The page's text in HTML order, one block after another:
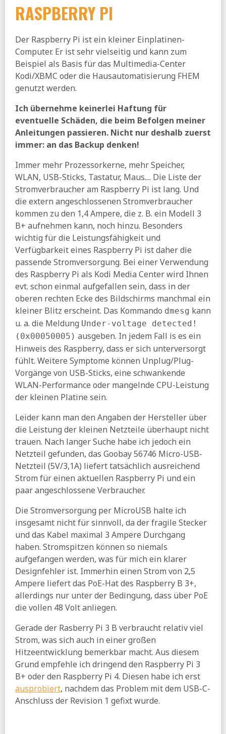
RASPBERRY PI
Der Raspberry Pi ist ein kleiner Einplatinen-
Computer. Er ist sehr vielseitig und kann zum
Beispiel als Basis für das Multimedia-Center
Kodi/XBMC oder die Hausautomatisierung FHEM
genutzt werden.
Ich übernehme keinerlei Haftung für
eventuelle Schäden, die beim Befolgen meiner
Anleitungen passieren. Nicht nur deshalb zuerst
immer: an das Backup denken!
Immer mehr Prozessorkerne, mehr Speicher,
WLAN, USB-Sticks, Tastatur, Maus.... Die Liste der
Stromverbraucher am Raspberry Pi ist lang. Und
die extern angeschlossenen Stromverbraucher
kommen zu den 1,4 Ampere, die z. B. ein Modell 3
B+ aufnehmen kann, noch hinzu. Besonders
wichtig für die Leistungsfähigkeit und
Verfügbarkeit eines Raspberry Pi ist daher die
passende Stromversorgung. Bei einer Verwendung
des Raspberry Pi als Kodi Media Center wird Ihnen
evt. schon einmal aufgefallen sein, dass in der
oberen rechten Ecke des Bildschirms manchmal ein
kleiner Blitz erscheint. Das Kommando dmesg kann
u. a. die Meldung Under-voltage detected!
(0x00050005) ausgeben. In jedem Fall is es ein
Hinweis des Raspberry, dass er sich unterversorgt
fühlt. Weitere Symptome können Unplug/Plug-
Vorgänge von USB-Sticks, eine schwankende
WLAN-Performance oder mangelnde CPU-Leistung
der kleinen Platine sein.
Leider kann man den Angaben der Hersteller über
die Leistung der kleinen Netzteile überhaupt nicht
trauen. Nach langer Suche habe ich jedoch ein
Netzteil gefunden, das Goobay 56746 Micro-USB-
Netzteil (5V/3,1A) liefert tatsächlich ausreichend
Strom für einen aktuellen Raspberry Pi und ein
paar angeschlossene Verbraucher.
Die Stromversorgung per MicroUSB halte ich
insgesamt nicht für sinnvoll, da der fragile Stecker
und das Kabel maximal 3 Ampere Durchgang
haben. Stromspitzen können so niemals
aufgefangen werden, was für mich ein klarer
Designfehler ist. Immerhin einen Strom von 2,5
Ampere liefert das PoE-Hat des Raspberry B 3+,
allerdings nur unter der Bedingung, dass über PoE
die vollen 48 Volt anliegen.
Gerade der Rasberry Pi 3 B verbraucht relativ viel
Strom, was sich auch in einer großen
Hitzeentwicklung bemerkbar macht. Aus diesem
Grund empfehle ich dringend den Raspberry Pi 3
B+ oder den Raspberry Pi 4. Diesen habe ich erst
ausprobiert, nachdem das Problem mit dem USB-C-
Anschluss der Revision 1 gefixt wurde.